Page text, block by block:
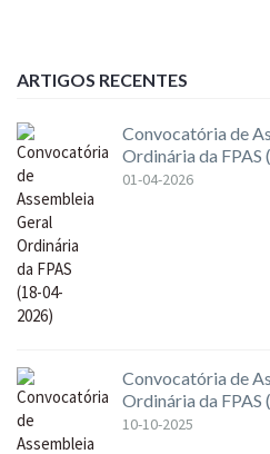
ARTIGOS RECENTES
Convocatória de
Ordinária da
01-04-2026
Convocatória de
Ordinária da
10-10-2025